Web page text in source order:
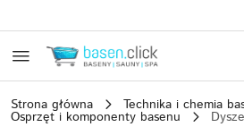
Strona główna Technika i chemia
Osprzęt i komponenty basenu